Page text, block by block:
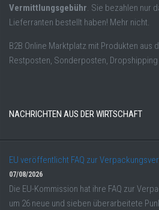
Vermittlungsgebühr. Sie bezahlen nur
Lieferranten bestellt haben! Mehr nicht.
B2B Online Marktplatz mit Produkten aus
Restposten, Sonderposten,
NACHRICHTEN AUS DER WIRTSCHAFT
EU veröffentlicht FAQ zur
07/08/2026
Die EU-Kommission hat ihre FAQ zur
um 26 neue und sieben überarbeitete